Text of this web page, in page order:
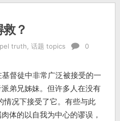
？
truth 话题 topics
0
督徒中非常广泛被接受的一
弟兄姊妹。但许多人在没有
情况下接受了它。有些与此
体的以自我为中心的谬误，